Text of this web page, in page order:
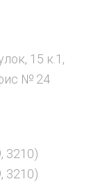
15 к.1,
№ 24
3210)
3210)